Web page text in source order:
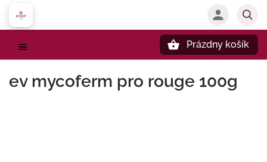
Prázdny košík
ev mycoferm pro rouge 100g